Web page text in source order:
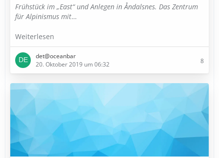
Frühstück im „East“ und Anlegen in Åndalsnes. Das Zentrum
für Alpinismus mit…
Weiterlesen
det@oceanbar
20. Oktober 2019 um 06:32
8